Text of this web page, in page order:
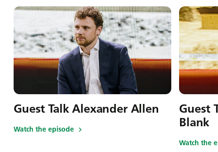
Guest Talk Alexander Allen
Watch the episode
Guest
Blank
Watch the